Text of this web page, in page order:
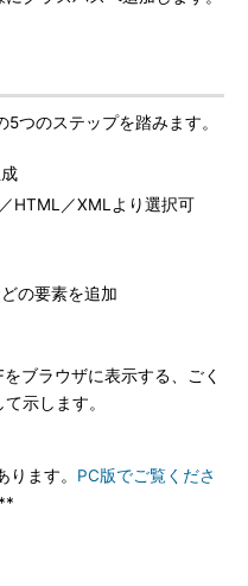
つのステップを踏みます。
HTML／XMLより選択可
の要素を追加
ブラウザに表示する、ごく
示します。
ます。 PC版でご覧くださ